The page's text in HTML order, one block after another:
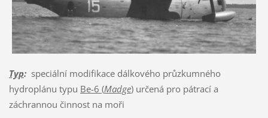
Typ:speciální modifikace dálkového průzkumného
hydroplánu typu Be-6 (Madge)určená pro pátrací a
záchrannou činnost na moři